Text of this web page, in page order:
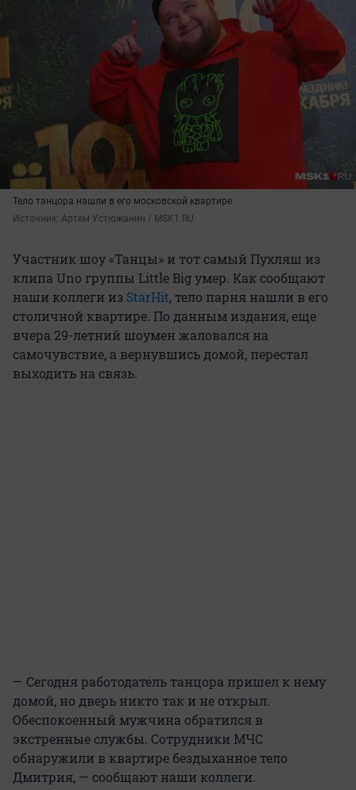
Тело танцора нашли в его московской квартире
Источник: Артем Устюжанин / MSK1.RU
Участник шоу «Танцы» и тот самый Пухляш из
клипа Uno группы Little Big умер. Как сообщают
наши коллеги из StarHit, тело парня нашли в его
столичной квартире. По данным издания, еще
вчера 29-летний шоумен жаловался на
самочувствие, а вернувшись домой, перестал
выходить на связь.
— Сегодня работодатель танцора пришел к нему
домой, но дверь никто так и не открыл.
Обеспокоенный мужчина обратился в
экстренные службы. Сотрудники МЧС
обнаружили в квартире бездыханное тело
Дмитрия, — сообщают наши коллеги.